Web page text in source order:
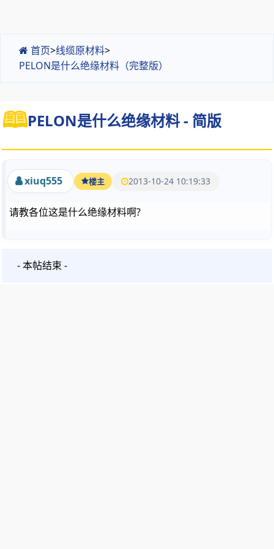
首页>线缆原材料>
PELON是什么绝缘材料（完整版）
PELON是什么绝缘材料 - 简版
xiuq555 楼主 2013-10-24 10:19:33
请教各位这是什么绝缘材料啊?
- 本帖结束 -